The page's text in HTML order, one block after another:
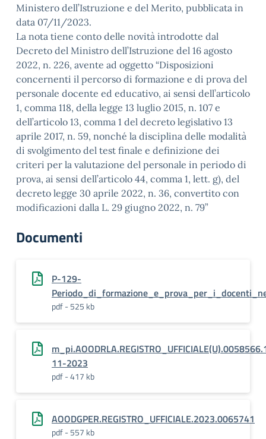
Ministero dell’Istruzione e del Merito, pubblicata in
data 07/11/2023.
La nota tiene conto delle novità introdotte dal
Decreto del Ministro dell’Istruzione del 16 agosto
2022, n. 226, avente ad oggetto “Disposizioni
concernenti il percorso di formazione e di prova del
personale docente ed educativo, ai sensi dell’articolo
1, comma 118, della legge 13 luglio 2015, n. 107 e
dell’articolo 13, comma 1 del decreto legislativo 13
aprile 2017, n. 59, nonché la disciplina delle modalità
di svolgimento del test finale e definizione dei
criteri per la valutazione del personale in periodo di
prova, ai sensi dell’articolo 44, comma 1, lett. g), del
decreto legge 30 aprile 2022, n. 36, convertito con
modificazioni dalla L. 29 giugno 2022, n. 79”
Documenti
P-129-
pdf - 525 kb
11-2023
pdf - 417 kb
AOODGPER.REGISTRO_UFFICIALE.2023.0065741
pdf - 557 kb